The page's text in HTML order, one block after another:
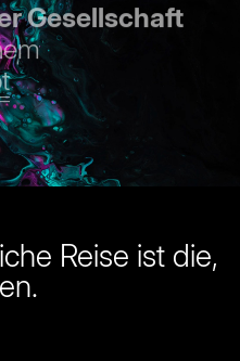
Gesellschaft
Reise ist die,